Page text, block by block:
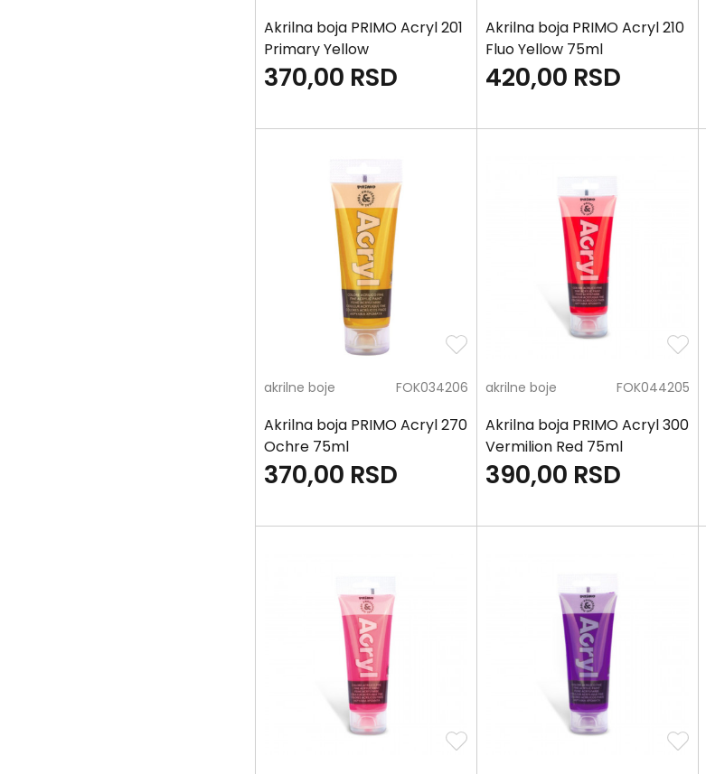
Akrilna boja PRIMO Acryl 201
Primary Yellow
370,00 RSD
Akrilna boja PRIMO Acryl 210
Fluo Yellow 75ml
420,00 RSD
akrilne boje FOK034206
Akrilna boja PRIMO Acryl 270
Ochre 75ml
370,00 RSD
akrilne boje FOK044205
Akrilna boja PRIMO Acryl 300
Vermilion Red 75ml
390,00 RSD